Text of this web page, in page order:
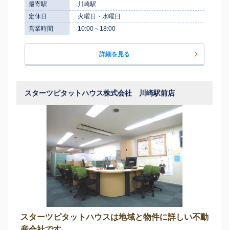
最寄駅
川崎駅
定休日
火曜日・水曜日
営業時間
10:00～18:00
詳細を見る
スターツピタットハウス株式会社 川崎駅前店
スターツピタットハウスは地域と物件に詳しい不動